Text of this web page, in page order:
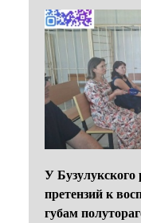
У Бузулукского
претензий к
губам